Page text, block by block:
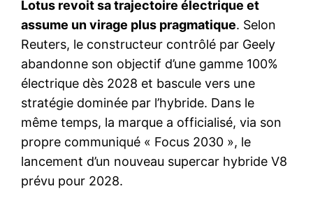
Lotus revoit sa trajectoire électrique et
assume un virage plus pragmatique. Selon
Reuters, le constructeur contrôlé par Geely
abandonne son objectif d’une gamme 100%
électrique dès 2028 et bascule vers une
stratégie dominée par l’hybride. Dans le
même temps, la marque a officialisé, via son
propre communiqué « Focus 2030 », le
lancement d’un nouveau supercar hybride V8
prévu pour 2028.